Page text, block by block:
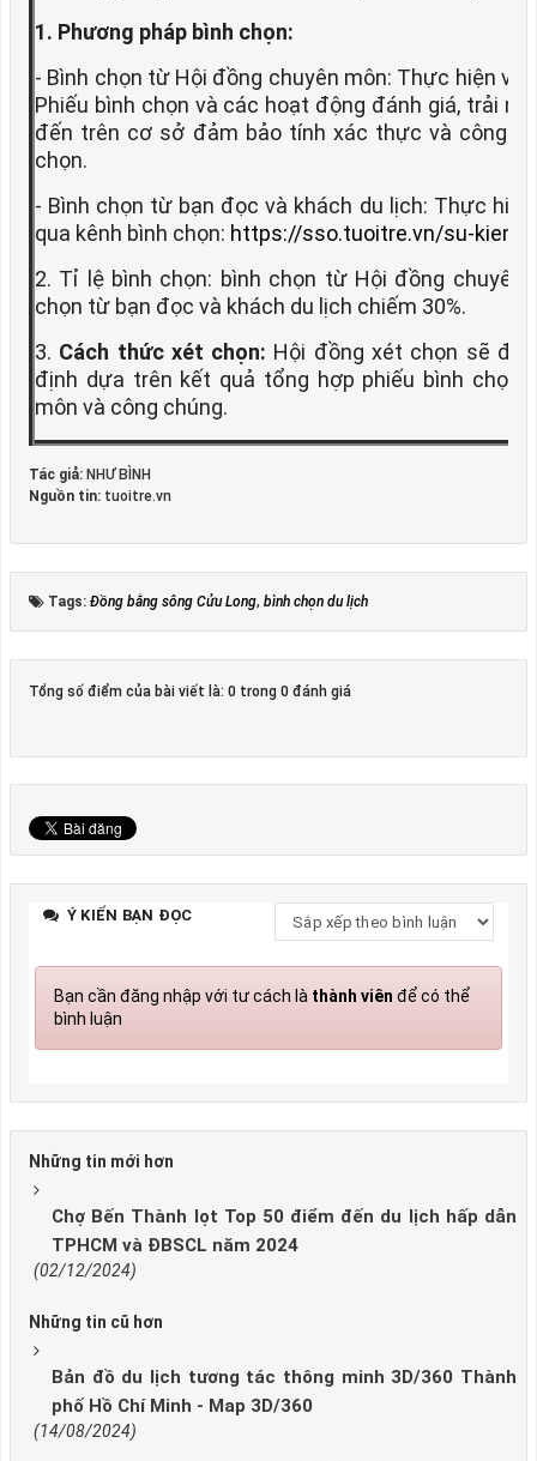
1. Phương pháp bình chọn:
- Bình chọn từ Hội đồng chuyên môn: Thực hiện
Phiếu bình chọn và các hoạt động đánh giá, trải
đến trên cơ sở đảm bảo tính xác thực và công
chọn.
- Bình chọn từ bạn đọc và khách du lịch: Thực
qua kênh bình chọn: https://sso.tuoitre.vn/su-kien/
2. Tỉ lệ bình chọn: bình chọn từ Hội đồng chuyên
chọn từ bạn đọc và khách du lịch chiếm 30%.
3. Cách thức xét chọn: Hội đồng xét chọn sẽ
định dựa trên kết quả tổng hợp phiếu bình chọn
môn và công chúng.
Tác giả: NHƯ BÌNH
Nguồn tin: tuoitre.vn
Tags: Đồng bằng sông Cửu Long, bình chọn du lịch
Tổng số điểm của bài viết là: 0 trong 0 đánh giá
Ý KIẾN BẠN ĐỌC
Bạn cần đăng nhập với tư cách là thành viên để có thể
bình luận
Những tin mới hơn
Chợ Bến Thành lọt Top 50 điểm đến du lịch hấp dẫn
TPHCM và ĐBSCL năm 2024
(02/12/2024)
Những tin cũ hơn
Bản đồ du lịch tương tác thông minh 3D/360 Thành
phố Hồ Chí Minh - Map 3D/360
(14/08/2024)